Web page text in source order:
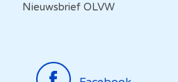
Nieuwsbrief OLVW